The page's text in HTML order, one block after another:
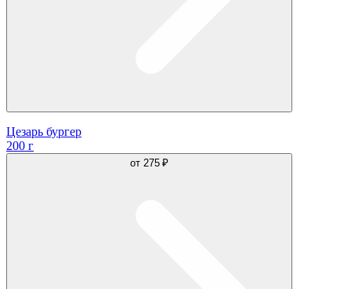
Цезарь бургер
200 г
от 275 ₽